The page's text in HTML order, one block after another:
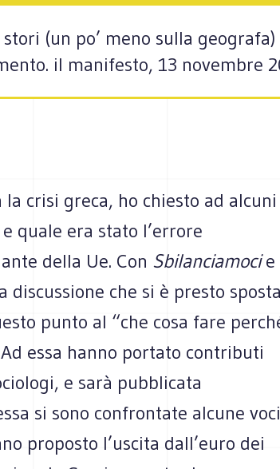
(un po’ meno sulla
il manifesto, 13 novembre
crisi greca, ho chiesto ad alcuni
quale era stato l’errore
della Ue. Con Sbilanciamocie
discussione che si è presto
punto al “che cosa fare
essa hanno portato contributi
e sarà pubblicata
si sono confrontate alcune
proposto l’uscita dall’euro dei